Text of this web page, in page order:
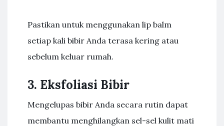
Pastikan untuk menggunakan lip balm
setiap kali bibir Anda terasa kering atau
sebelum keluar rumah.
3. Eksfoliasi Bibir
Mengelupas bibir Anda secara rutin dapat
membantu menghilangkan sel-sel kulit mati